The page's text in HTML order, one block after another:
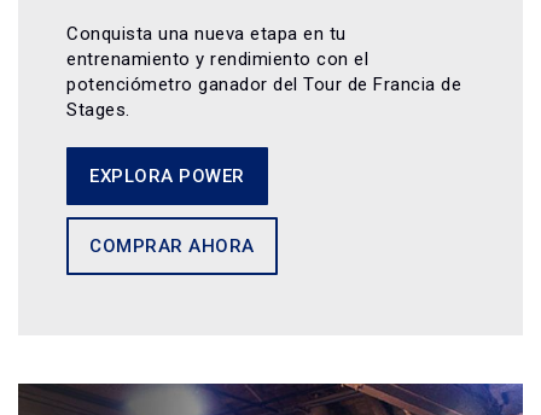
Conquista una nueva etapa en tu
entrenamiento y rendimiento con el
potenciómetro ganador del Tour de Francia de
Stages.
EXPLORA POWER
COMPRAR AHORA